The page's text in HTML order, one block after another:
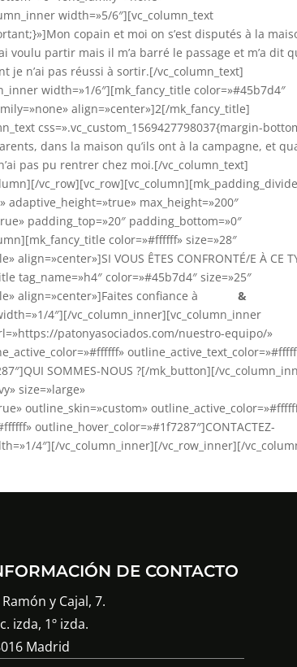
width=»5/6″][vc_column_text
copain et moi on s’est disputés à la
partir mais il m’a barré le passage et m’a dit
je n’ai pas réussi à sortir.[/vc_column_text]
width=»1/6″][mk_fancy_title color=»#45b7d4″
align=»center»]2[/mk_fancy_title]
css=».vc_custom_1569427798037{margin-
dans la maison qu’ils ont à la campagne, et
pas pu rentrer chez moi.[/vc_column_text]
adaptive_height=»true» max_height=»200″
padding_top=»20″ padding_bottom=»0″
color=»#ffffff» size=»28″
VOUS ÊTES CONFRONTÉ/E À CE
tag_name=»h4″ color=»#45b7d4″ size=»25″
align=»center»]Faites confiance à
&
4″][/vc_column_inner][vc_column_inner
patonyasociados.com/nuestro-equipo/»
SOMMES-NOUS ?[/mk_button][/
size=»large»
outline_skin=»custom»
outline_hover_color=»#1f7287″]CONTACTEZ-
4″][/vc_column_inner][/vc_row_inner][/
DE CONTACTO
Ramón y Cajal, 7.
izda, 1º izda.
Madrid